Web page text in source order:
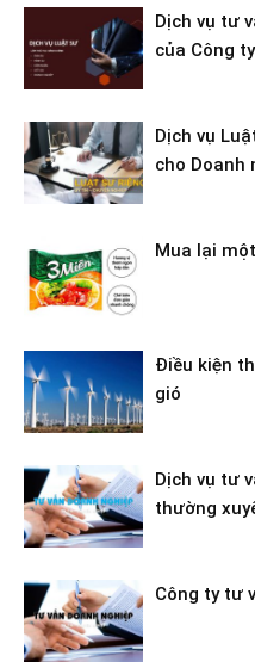
Dịch vụ tư
của Công
Dịch vụ
cho Doanh
Mua lại
Điều kiện
gió
Dịch vụ tư
thường
Công ty tư